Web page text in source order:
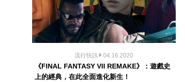
流行快訊 04.16.2020
《FINAL FANTASY VII REMAKE》：遊戲史
上的經典，在此全面進化新生！